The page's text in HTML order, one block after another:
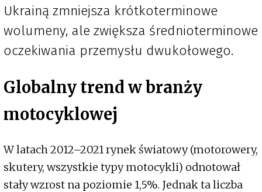
Ukrainą zmniejsza krótkoterminowe
wolumeny, ale zwiększa średnioterminowe
oczekiwania przemysłu dwukołowego.
Globalny trend w branży
motocyklowej
W latach 2012–2021 rynek światowy (motorowery,
skutery, wszystkie typy motocykli) odnotował
stały wzrost na poziomie 1,5%. Jednak ta liczba